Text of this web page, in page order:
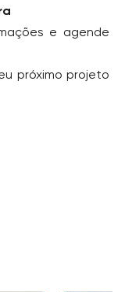
e agende
próximo projeto